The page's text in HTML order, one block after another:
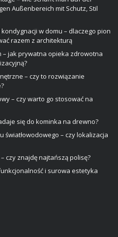
Außenbereich mit Schutz, Stil
w domu – dlaczego pion
razem z architekturą
– jak prywatna opieka zdrowotna
– czy to rozwiązanie
– czy warto go stosować na
się do kominka na drewno?
– czy lokalizacja
czy znajdę najtańszą polisę?
i surowa estetyka